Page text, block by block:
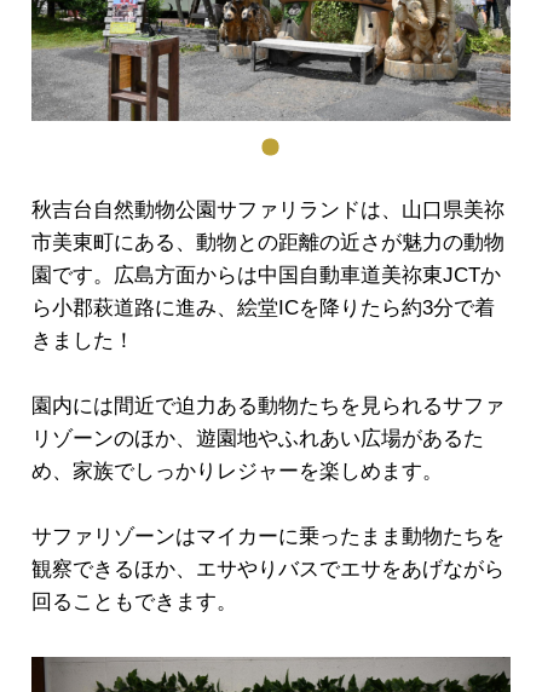
秋吉台自然動物公園サファリランドは、山口県美祢
市美東町にある、動物との距離の近さが魅力の動物
園です。広島方面からは中国自動車道美祢東JCTか
ら小郡萩道路に進み、絵堂ICを降りたら約3分で着
きました！
園内には間近で迫力ある動物たちを見られるサファ
リゾーンのほか、遊園地やふれあい広場があるた
め、家族でしっかりレジャーを楽しめます。
サファリゾーンはマイカーに乗ったまま動物たちを
観察できるほか、エサやりバスでエサをあげながら
回ることもできます。